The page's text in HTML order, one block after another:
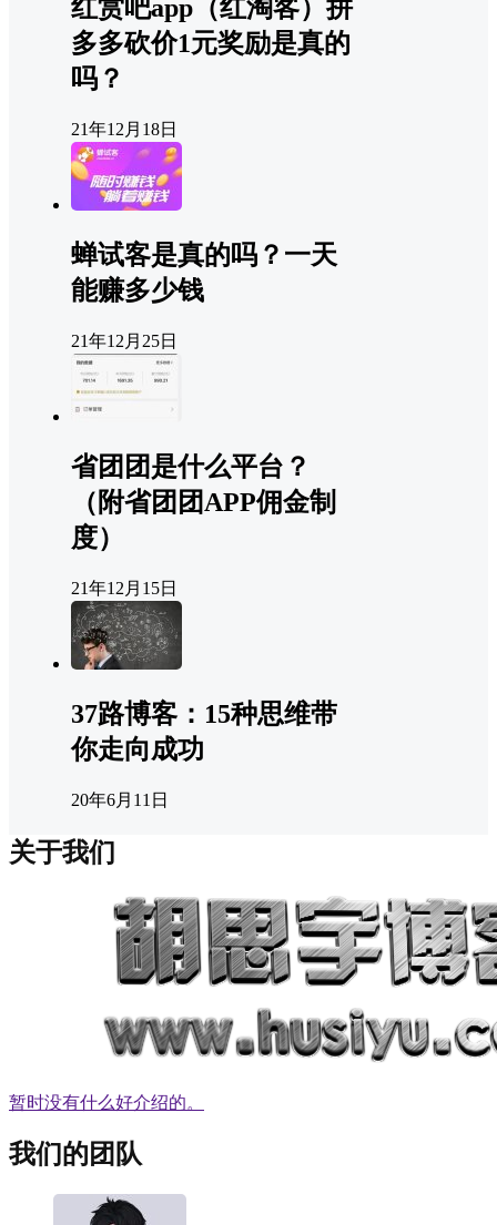
红赏吧app（红淘客）拼
多多砍价1元奖励是真的
吗？
21年12月18日
蝉试客是真的吗？一天
能赚多少钱
21年12月25日
省团团是什么平台？
（附省团团APP佣金制
度）
21年12月15日
37路博客：15种思维带
你走向成功
20年6月11日
关于我们
暂时没有什么好介绍的。
我们的团队